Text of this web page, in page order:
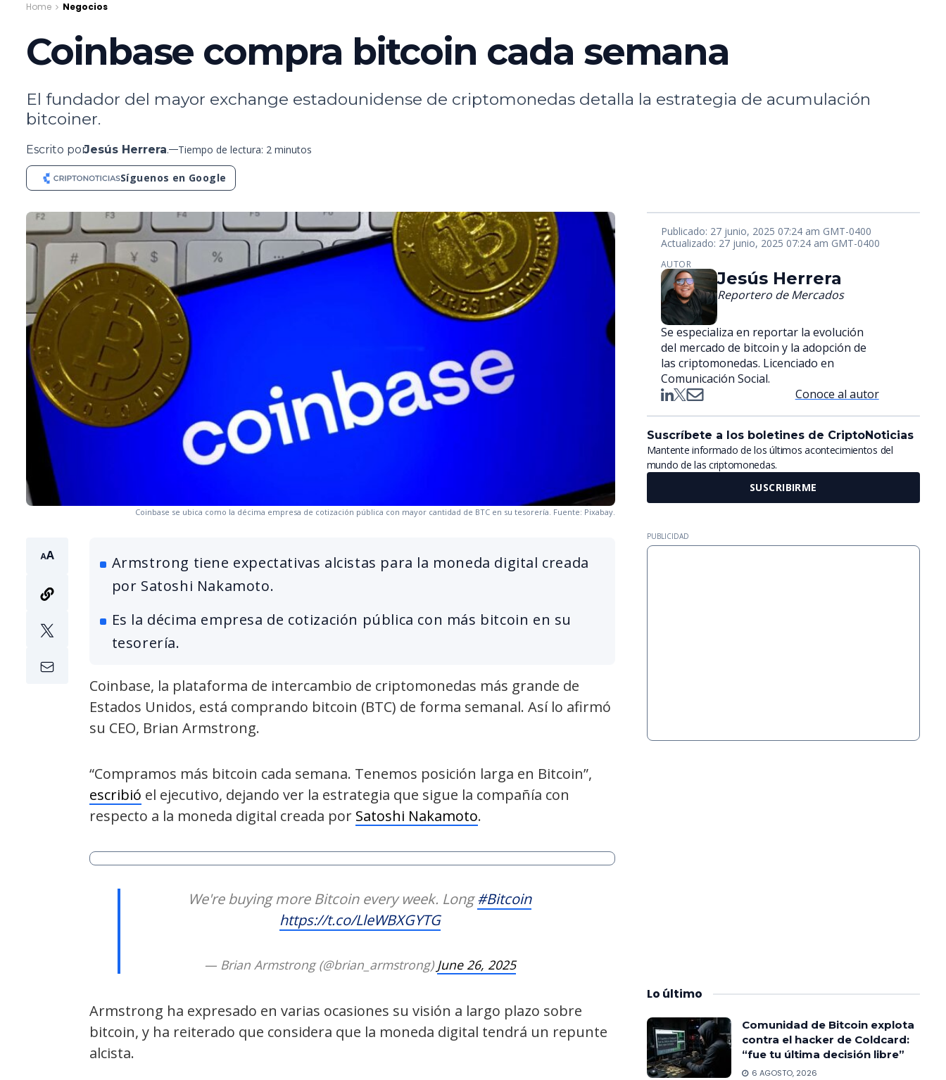
Home Negocios
Coinbase compra bitcoin cada semana
El fundador del mayor exchange estadounidense de criptomonedas detalla la estrategia de acumulación
bitcoiner.
Escrito porJesús Herrera. Tiempo de lectura: 2 minutos
Síguenos en Google
Coinbase se ubica como la décima empresa de cotización pública con mayor cantidad de BTC en su tesorería. Fuente: Pixabay.
Armstrong tiene expectativas alcistas para la moneda digital creada
por Satoshi Nakamoto.
Es la décima empresa de cotización pública con más bitcoin en su
tesorería.
Coinbase, la plataforma de intercambio de criptomonedas más grande de
Estados Unidos, está comprando bitcoin (BTC) de forma semanal. Así lo afirmó
su CEO, Brian Armstrong.
“Compramos más bitcoin cada semana. Tenemos posición larga en Bitcoin”,
escribió el ejecutivo, dejando ver la estrategia que sigue la compañía con
respecto a la moneda digital creada por Satoshi Nakamoto.
We're buying more Bitcoin every week. Long#Bitcoin
https://t.co/LleWBXGYTG
— Brian Armstrong (@brian_armstrong) June 26, 2025
Armstrong ha expresado en varias ocasiones su visión a largo plazo sobre
bitcoin, y ha reiterado que considera que la moneda digital tendrá un repunte
alcista.
Publicado: 27 junio, 2025 07:24 am GMT-0400
Actualizado: 27 junio, 2025 07:24 am GMT-0400
AUTOR
Jesús Herrera
Reportero de Mercados
Se especializa en reportar la evolución
del mercado de bitcoin y la adopción de
las criptomonedas. Licenciado en
Comunicación Social.
Conoce al autor
Suscríbete a los boletines de CriptoNoticias
Mantente informado de los últimos acontecimientos del
mundo de las criptomonedas.
SUSCRIBIRME
PUBLICIDAD
Lo último
Comunidad de Bitcoin explota
contra el hacker de Coldcard:
“fue tu última decisión libre”
6 AGOSTO, 2026